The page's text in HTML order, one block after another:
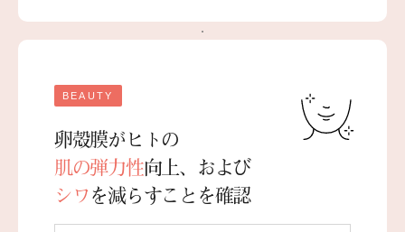
BEAUTY
卵殻膜がヒトの
肌の弾力性向上、および
シワを減らすことを確認